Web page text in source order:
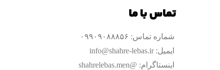
تماس با ما
شماره تماس: ۰۹۹۰۹۰۸۸۸۵۶
ایمیل: info@shahre-lebas.ir
اینستاگرام: @shahrelebas.men